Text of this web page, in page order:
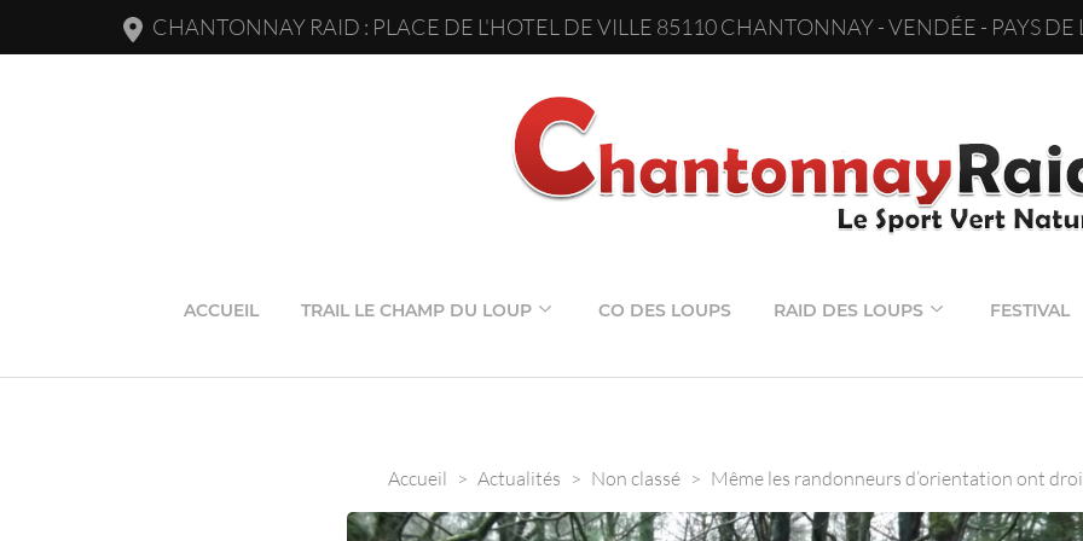
CHANTONNAY RAID : PLACE DE L'HOTEL DE VILLE 85110 CHANTONNAY - VENDÉE - PAYS DE
ACCUEIL TRAIL LE CHAMP DU LOUP CO DES LOUPS RAID DES LOUPS FESTIVAL
Accueil > Actualités > Non classé > Même les randonneurs d’orientation ont